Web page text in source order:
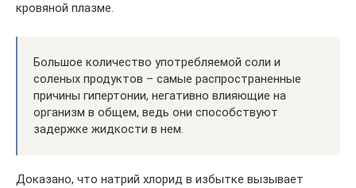
кровяной плазме.
Большое количество употребляемой соли и
соленых продуктов – самые распространенные
причины гипертонии, негативно влияющие на
организм в общем, ведь они способствуют
задержке жидкости в нем.
Доказано, что натрий хлорид в избытке вызывает